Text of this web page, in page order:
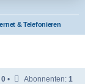
& Telefonieren
0• Abonnenten: 1